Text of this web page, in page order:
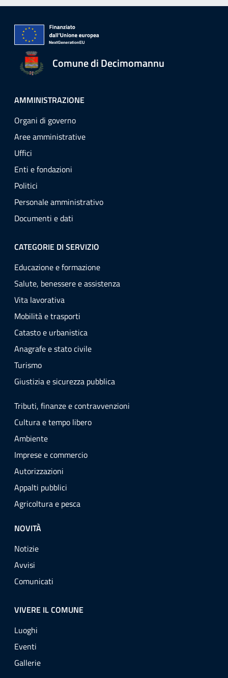
Comune di Decimomannu
AMMINISTRAZIONE
Organi di governo
Aree amministrative
Uffici
Enti e fondazioni
Politici
Personale amministrativo
Documenti e dati
CATEGORIE DI SERVIZIO
Educazione e formazione
Salute, benessere e assistenza
Vita lavorativa
Mobilità e trasporti
Catasto e urbanistica
Anagrafe e stato civile
Turismo
Giustizia e sicurezza pubblica
Tributi, finanze e contravvenzioni
Cultura e tempo libero
Ambiente
Imprese e commercio
Autorizzazioni
Appalti pubblici
Agricoltura e pesca
NOVITÀ
Notizie
Avvisi
Comunicati
VIVERE IL COMUNE
Luoghi
Eventi
Gallerie